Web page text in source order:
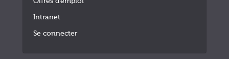
Intranet
Se connecter